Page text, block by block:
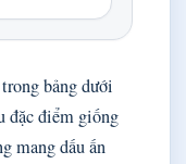
bảng dưới
đặc điểm giống
mang dấu ấn